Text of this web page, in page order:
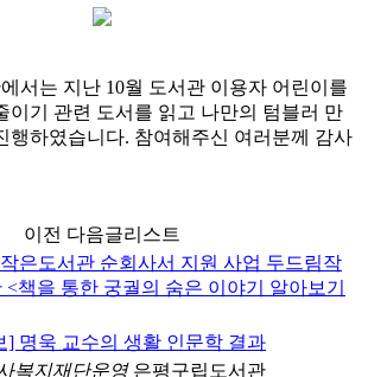
서는 지난 10월 도서관 이용자 어린이를
이기 관련 도서를 읽고 나만의 텀블러 만
행하였습니다. 참여해주신 여러분께 감사
이전 다음글리스트
은도서관 순회사서 지원 사업 두드림작
<책을 통한 궁궐의 숨은 이야기 알아보기
] 명욱 교수의 생활 인문학 결과
복지재단운영은평구립도서관